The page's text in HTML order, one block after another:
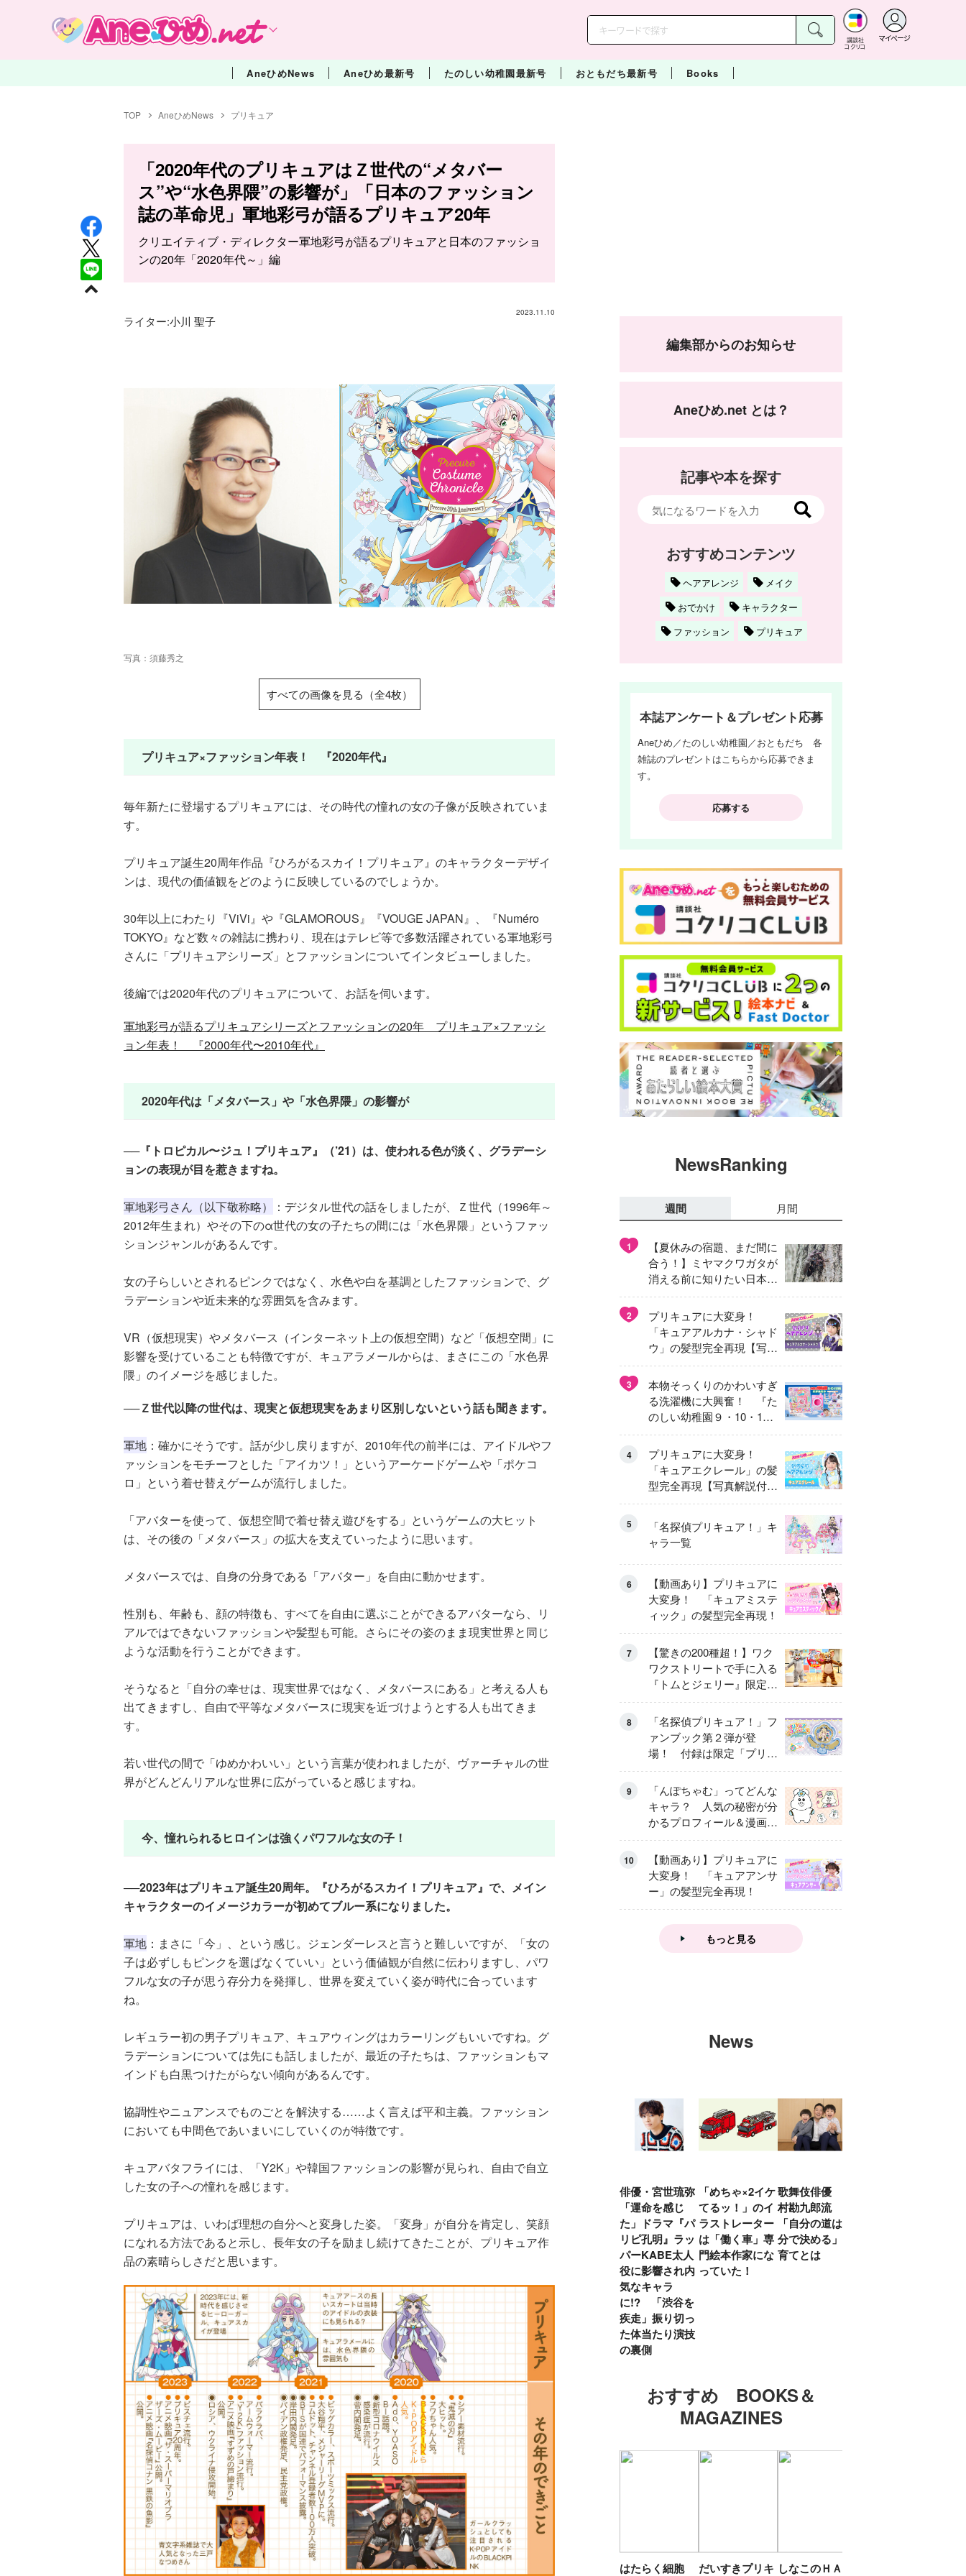
講談社
コクリコ
マイページ
AneひめNews Aneひめ最新号 たのしい幼稚園最新号 おともだち最新号 Books
TOP AneひめNews プリキュア
「2020年代のプリキュアはＺ世代の“メタバー
ス”や“水色界隈”の影響が」「日本のファッション
誌の革命児」軍地彩弓が語るプリキュア20年
クリエイティブ・ディレクター軍地彩弓が語るプリキュアと日本のファッショ
ンの20年「2020年代～」編
2023.11.10
ライター:小川 聖子
写真：須藤秀之
すべての画像を見る（全4枚）
プリキュア×ファッション年表！ 『2020年代』
毎年新たに登場するプリキュアには、その時代の憧れの女の子像が反映されていま
す。
プリキュア誕生20周年作品『ひろがるスカイ！プリキュア』のキャラクターデザイ
ンは、現代の価値観をどのように反映しているのでしょうか。
30年以上にわたり『ViVi』や『GLAMOROUS』『VOUGE JAPAN』、『Numéro
TOKYO』など数々の雑誌に携わり、現在はテレビ等で多数活躍されている軍地彩弓
さんに「プリキュアシリーズ」とファッションについてインタビューしました。
後編では2020年代のプリキュアについて、お話を伺います。
軍地彩弓が語るプリキュアシリーズとファッションの20年 プリキュア×ファッシ
ョン年表！ 『2000年代〜2010年代』
2020年代は「メタバース」や「水色界隈」の影響が
──『トロピカル〜ジュ！プリキュア』（’21）は、使われる色が淡く、グラデーシ
ョンの表現が目を惹きますね。
軍地彩弓さん（以下敬称略）
：デジタル世代の話をしましたが、Ｚ世代（1996年～
2012年生まれ）やその下のα世代の女の子たちの間には「水色界隈」というファッ
ションジャンルがあるんです。
女の子らしいとされるピンクではなく、水色や白を基調としたファッションで、グ
ラデーションや近未来的な雰囲気を含みます。
VR（仮想現実）やメタバース（インターネット上の仮想空間）など「仮想空間」に
影響を受けていることも特徴ですが、キュアラメールからは、まさにこの「水色界
隈」のイメージを感じました。
──Ｚ世代以降の世代は、現実と仮想現実をあまり区別しないという話も聞きます。
軍地 ：確かにそうです。話が少し戻りますが、2010年代の前半には、アイドルやフ
ァッションをモチーフとした「アイカツ！」というアーケードゲームや「ポケコ
ロ」という着せ替えゲームが流行しました。
「アバターを使って、仮想空間で着せ替え遊びをする」というゲームの大ヒット
は、その後の「メタバース」の拡大を支えていったように思います。
メタバースでは、自身の分身である「アバター」を自由に動かせます。
性別も、年齢も、顔の特徴も、すべてを自由に選ぶことができるアバターなら、リ
アルではできないファッションや髪型も可能。さらにその姿のまま現実世界と同じ
ような活動を行うことができます。
そうなると「自分の幸せは、現実世界ではなく、メタバースにある」と考える人も
出てきますし、自由で平等なメタバースに現実を近づけようとする人も出てきま
す。
若い世代の間で「ゆめかわいい」という言葉が使われましたが、ヴァーチャルの世
界がどんどんリアルな世界に広がっていると感じますね。
今、憧れられるヒロインは強くパワフルな女の子！
──2023年はプリキュア誕生20周年。『ひろがるスカイ！プリキュア』で、メイン
キャラクターのイメージカラーが初めてブルー系になりました。
軍地 ：まさに「今」、という感じ。ジェンダーレスと言うと難しいですが、「女の
子は必ずしもピンクを選ばなくていい」という価値観が自然に伝わりますし、パワ
フルな女の子が思う存分力を発揮し、世界を変えていく姿が時代に合っています
ね。
レギュラー初の男子プリキュア、キュアウィングはカラーリングもいいですね。グ
ラデーションについては先にも話しましたが、最近の子たちは、ファッションもマ
インドも白黒つけたがらない傾向があるんです。
協調性やニュアンスでものごとを解決する……よく言えば平和主義。ファッション
においても中間色であいまいにしていくのが特徴です。
キュアバタフライには、「Y2K」や韓国ファッションの影響が見られ、自由で自立
した女の子への憧れを感じます。
プリキュアは、いわば理想の自分へと変身した姿。「変身」が自分を肯定し、笑顔
になれる方法であると示し、長年女の子を励まし続けてきたことが、プリキュア作
品の素晴らしさだと思います。
編集部からのお知らせ
Aneひめ.net とは？
記事や本を探す
おすすめコンテンツ
ヘアアレンジ
メイク
おでかけ
キャラクター
ファッション
プリキュア
本誌アンケート＆プレゼント応募
Aneひめ／たのしい幼稚園／おともだち 各
雑誌のプレゼントはこちらから応募できま
す。
応募する
NewsRanking
週間 月間
1
【夏休みの宿題、まだ間に
合う！】ミヤマクワガタが
消える前に知りたい日本の
異変
2
プリキュアに大変身！
「キュアアルカナ・シャド
ウ」の髪型完全再現【写真
解説付き】
3
本物そっくりのかわいすぎ
る洗濯機に大興奮！ 『た
のしい幼稚園９・10・11
月号』だけのオリジナル付
録「プリキュア くるくる
せんたくき」
4
プリキュアに大変身！
「キュアエクレール」の髪
型完全再現【写真解説付
き】
5
「名探偵プリキュア！」キ
ャラ一覧
6
【動画あり】プリキュアに
大変身！ 「キュアミステ
ィック」の髪型完全再現！
7
【驚きの200種超！】ワク
ワクストリートで手に入る
『トムとジェリー』限定グ
ッズ特集
8
「名探偵プリキュア！」フ
ァンブック第２弾が登
場！ 付録は限定「プリキ
ュアマコトジュエル キュ
アアルカナ・シャドウ ア
イスver.」 キュアエクレ
ールを大特集！
9
「んぽちゃむ」ってどんな
キャラ？ 人気の秘密が分
かるプロフィール＆漫画ま
とめ
10
【動画あり】プリキュアに
大変身！ 「キュアアンサ
ー」の髪型完全再現！
もっと見る
News
俳優・宮世琉弥
「運命を感じ
た」ドラマ『パ
リピ孔明』ラッ
パーKABE太人
役に影響され内
気なキャラ
に!? 「渋谷を
疾走」振り切っ
た体当たり演技
の裏側
「めちゃ×2イケ
てるッ！」のイ
ラストレーター
は「働く車」専
門絵本作家にな
っていた！
歌舞伎俳優 中
村勘九郎流
「自分の道は自
分で決める」子
育てとは
おすすめ BOOKS＆
MAGAZINES
はたらく細胞
だいすきプリキ しなこのＨＡＰ